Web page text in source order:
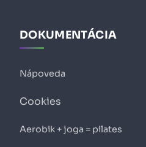
DOKUMENTÁCIA
Nápoveda
Cookies
Aerobik + joga = pilates